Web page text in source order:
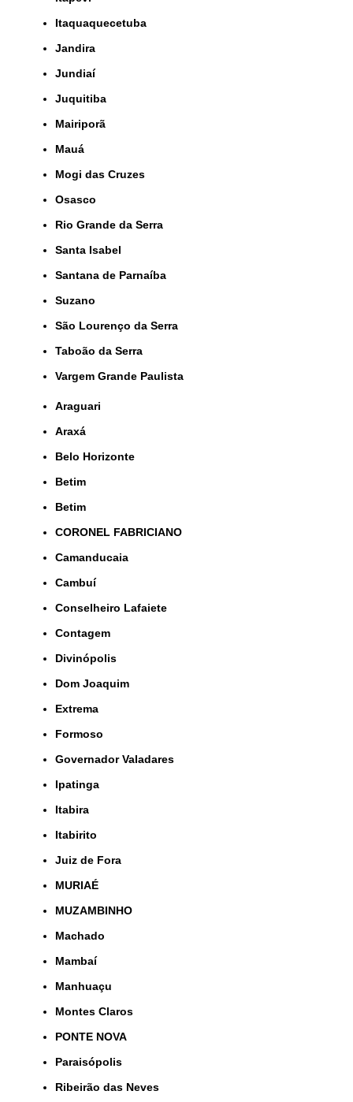
Itaquaquecetuba
Jandira
Jundiaí
Juquitiba
Mairiporã
Mauá
Mogi das Cruzes
Osasco
Rio Grande da Serra
Santa Isabel
Santana de Parnaíba
Suzano
São Lourenço da Serra
Taboão da Serra
Vargem Grande Paulista
Araguari
Araxá
Belo Horizonte
Betim
Betim
CORONEL FABRICIANO
Camanducaia
Cambuí
Conselheiro Lafaiete
Contagem
Divinópolis
Dom Joaquim
Extrema
Formoso
Governador Valadares
Ipatinga
Itabira
Itabirito
Juiz de Fora
MURIAÉ
MUZAMBINHO
Machado
Mambaí
Manhuaçu
Montes Claros
PONTE NOVA
Paraisópolis
Ribeirão das Neves